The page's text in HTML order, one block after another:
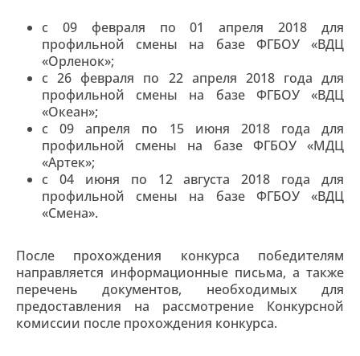
с 09 февраля по 01 апреля 2018 для
профильной смены на базе ФГБОУ «ВДЦ
«Орленок»;
с 26 февраля по 22 апреля 2018 года для
профильной смены на базе ФГБОУ «ВДЦ
«Океан»;
с 09 апреля по 15 июня 2018 года для
профильной смены на базе ФГБОУ «МДЦ
«Артек»;
с 04 июня по 12 августа 2018 года для
профильной смены на базе ФГБОУ «ВДЦ
«Смена».
После прохождения конкурса победителям
направляется информационные письма, а также
перечень документов, необходимых для
предоставления на рассмотрение Конкурсной
комиссии после прохождения конкурса.